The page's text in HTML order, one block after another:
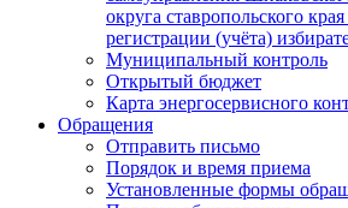
округа ставропольского
регистрации (учёта)
Муниципальный контроль
Открытый бюджет
Карта энергосервисного
Обращения
Отправить письмо
Порядок и время приема
Установленные формы